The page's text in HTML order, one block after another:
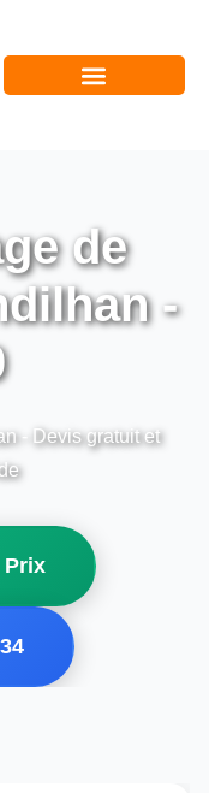
de
-
- Devis gratuit et
Prix